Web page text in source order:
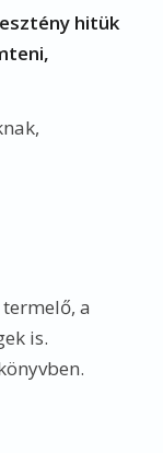
hitük
a
is.